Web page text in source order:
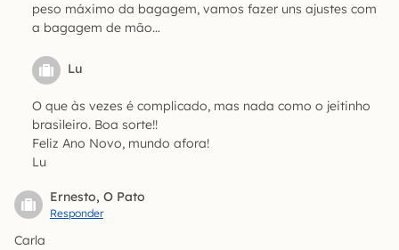
peso máximo da bagagem, vamos fazer uns ajustes com
a bagagem de mão…
Lu
O que às vezes é complicado, mas nada como o jeitinho
brasileiro. Boa sorte!!
Feliz Ano Novo, mundo afora!
Lu
Ernesto, O Pato
Responder
Carla